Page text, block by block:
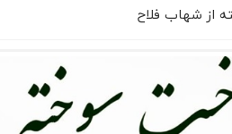
از شهاب فلاح